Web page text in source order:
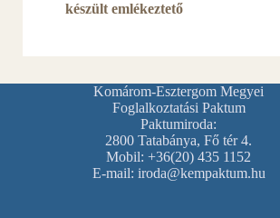
készült emlékeztető
Komárom-Esztergom Megyei
Foglalkoztatási Paktum
Paktumiroda:
2800 Tatabánya, Fő tér 4.
Mobil: +36(20) 435 1152
E-mail: iroda@kempaktum.hu